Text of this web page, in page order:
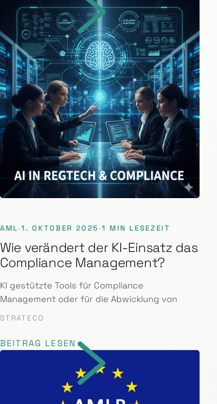
AML·1. OKTOBER 2025·1 MIN LESEZEIT
Wie verändert der KI-Einsatz das
Compliance Management?
KI gestützte Tools für Compliance
Management oder für die Abwicklung von
STRATECO
BEITRAG LESEN